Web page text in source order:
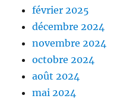
février 2025
décembre 2024
novembre 2024
octobre 2024
août 2024
mai 2024